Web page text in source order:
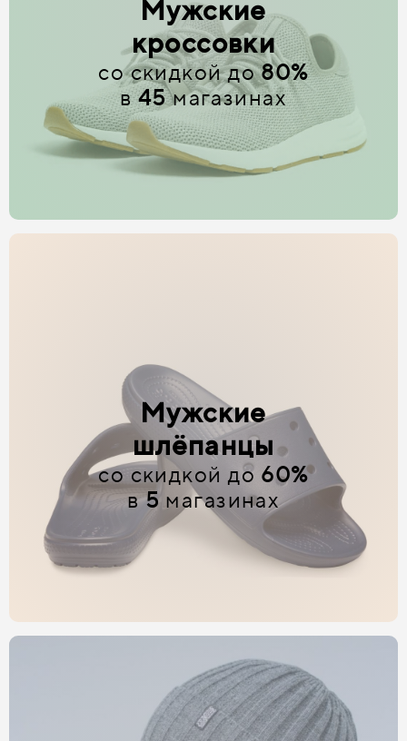
Мужские
кроссовки
со скидкой до80%
в45магазинах
Мужские
шлёпанцы
со скидкой до 60%
в5 магазинах